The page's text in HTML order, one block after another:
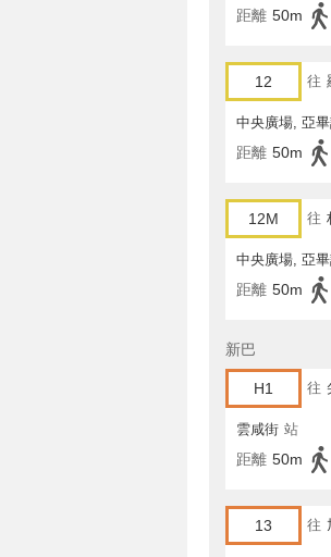
距離 50m
12 往
中央廣場, 亞
距離 50m
12M 往
中央廣場, 亞
距離 50m
新巴
H1 往
雲咸街 站
距離 50m
13 往